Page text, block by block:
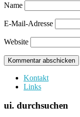
Name
E-Mail-Adresse
Website
Kontakt
Links
ui. durchsuchen